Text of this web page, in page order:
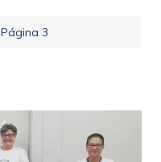
Página 3